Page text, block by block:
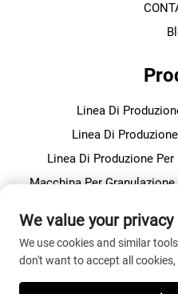
Linea Di
Linea Di
Linea Di Produzione
Macchina Per
Informativa
We value your privacy
We use cookies and similar
don't want to accept all